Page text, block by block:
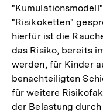
"Risikoketten"
hierfür ist die
das Risiko, bereits
werden, für Kinder
benachteiligten
für weitere
der Belastung